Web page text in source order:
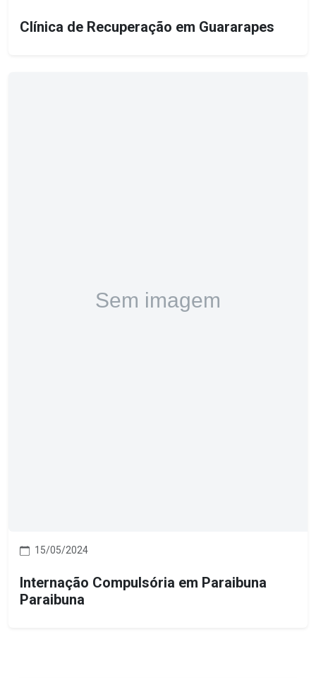
Clínica de Recuperação em Guararapes
15/05/2024
Internação Compulsória em Paraibuna
Paraibuna